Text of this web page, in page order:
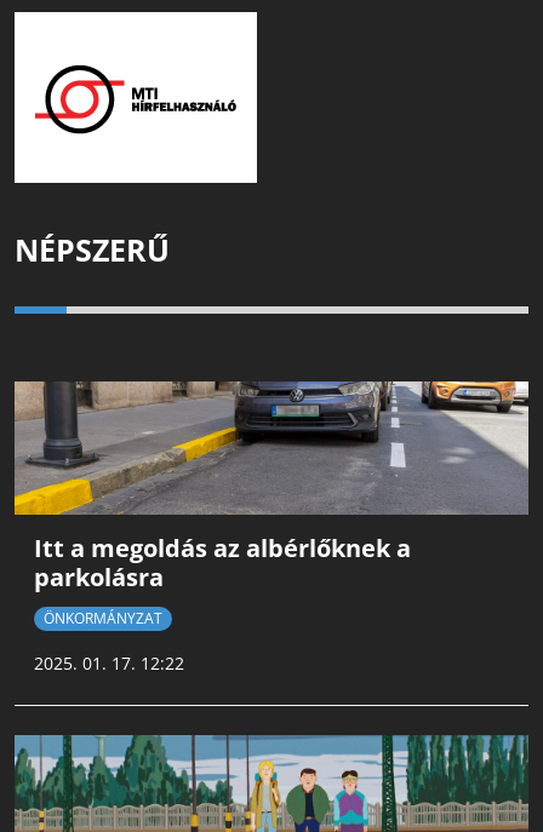
NÉPSZERŰ
Itt a megoldás az albérlőknek a
parkolásra
ÖNKORMÁNYZAT
2025. 01. 17. 12:22